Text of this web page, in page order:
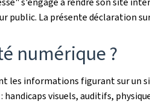
public. La présente déclaration
numérique ?
les informations figurant sur un
visuels, auditifs,